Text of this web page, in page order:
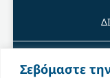
Σεβόμαστε